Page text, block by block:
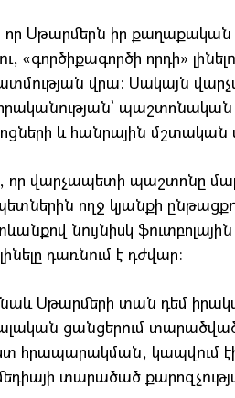
Սթարմերն իր քաղաքական
«գործիքագործի որդի»
վրա։ Սակայն
և հանրային մշտական
որ վարչապետի պաշտոնը
ողջ կյանքի
նույնիսկ
դառնում է դժվար։
նաև Սթարմերի տան դեմ
ցանցերում
հրապարակման, կապվում
տարածած